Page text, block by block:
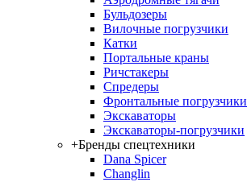
Бульдозеры
Вилочные погрузчики
Катки
Портальные краны
Ричстакеры
Спредеры
Фронтальные погрузчики
Экскаваторы
Экскаваторы-погрузчики
+Бренды спецтехники
Dana Spicer
Changlin